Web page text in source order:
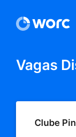
Vagas
Clube